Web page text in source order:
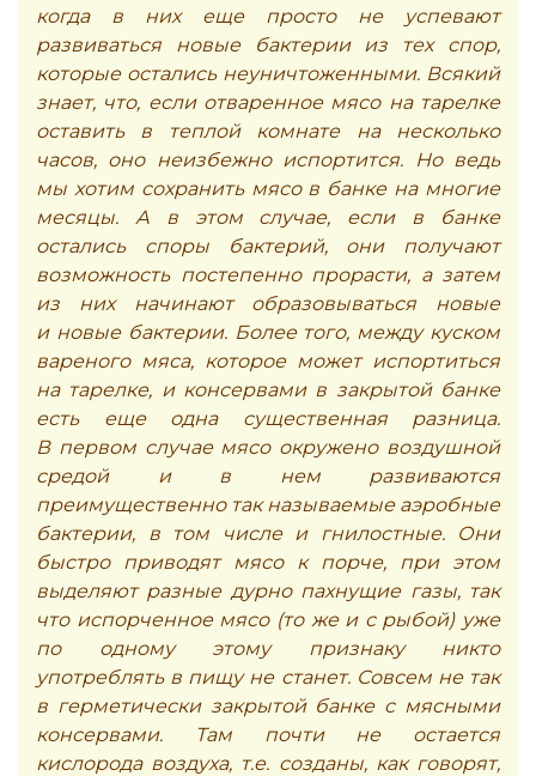
когда в них еще просто не успевают
развиваться новые бактерии из тех спор,
которые остались неуничтоженными. Всякий
знает, что, если отваренное мясо на тарелке
оставить в теплой комнате на несколько
часов, оно неизбежно испортится. Но ведь
мы хотим сохранить мясо в банке на многие
месяцы. А в этом случае, если в банке
остались споры бактерий, они получают
возможность постепенно прорасти, а затем
из них начинают образовываться новые
и новые бактерии. Более того, между куском
вареного мяса, которое может испортиться
на тарелке, и консервами в закрытой банке
есть еще одна существенная разница.
В первом случае мясо окружено воздушной
средой и в нем развиваются
преимущественно так называемые аэробные
бактерии, в том числе и гнилостные. Они
быстро приводят мясо к порче, при этом
выделяют разные дурно пахнущие газы, так
что испорченное мясо (то же и с рыбой) уже
по одному этому признаку никто
употреблять в пищу не станет. Совсем не так
в герметически закрытой банке с мясными
консервами. Там почти не остается
кислорода воздуха, т.е. созданы, как говорят,